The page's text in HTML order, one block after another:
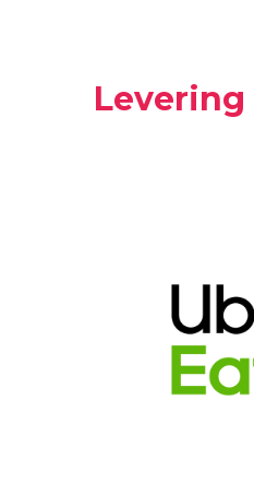
Levering